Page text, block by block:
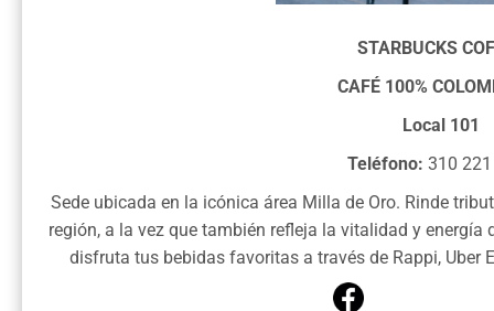
STARBUCKS
CAFÉ 100%
Local 101
Teléfono: 310
Sede ubicada en la icónica área Milla de Oro. Rinde
región, a la vez que también refleja la vitalidad y energía
disfruta tus bebidas favoritas a través de Rappi, Uber